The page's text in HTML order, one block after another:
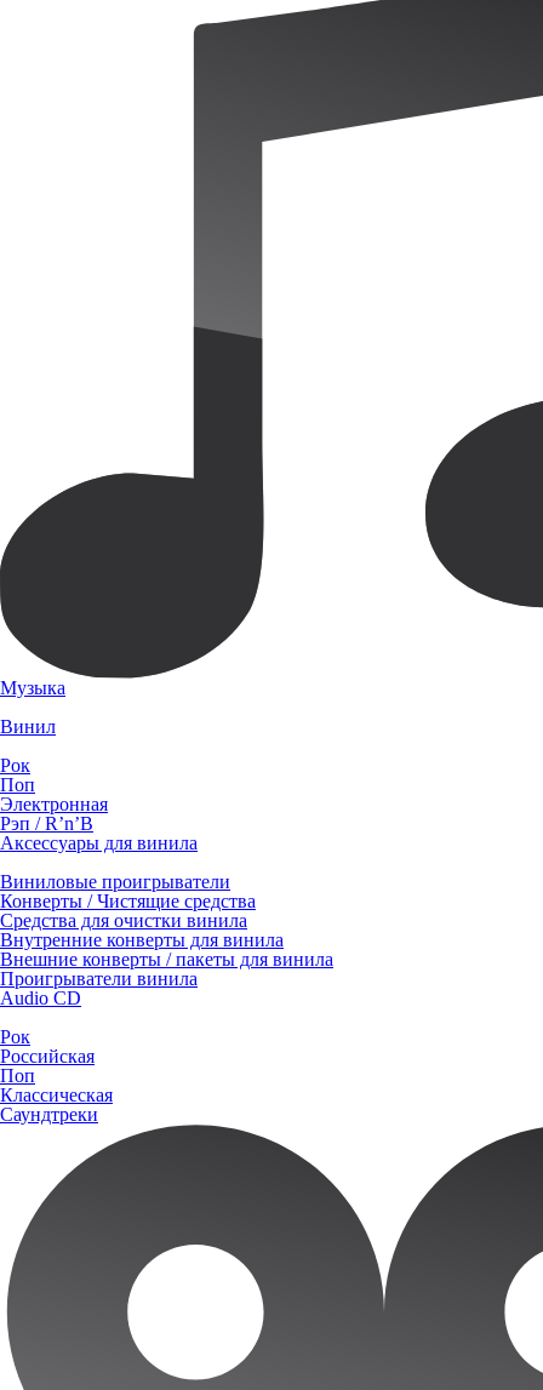
Музыка
Винил
Рок
Поп
Электронная
Рэп / R’n’B
Аксессуары для винила
Виниловые проигрыватели
Конверты / Чистящие средства
Средства для очистки винила
Внутренние конверты для винила
Внешние конверты / пакеты для винила
Проигрыватели винила
Audio CD
Рок
Российская
Поп
Классическая
Саундтреки